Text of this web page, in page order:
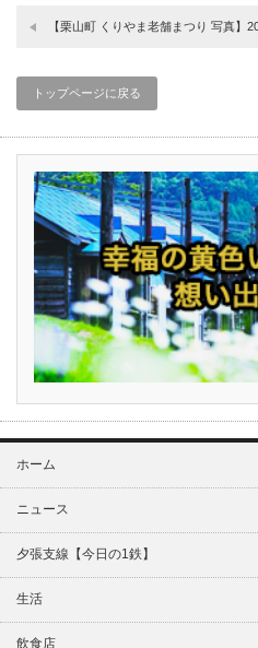
【栗山町 くりやま老舗まつり 写真】
トップページに戻る
ホーム
ニュース
夕張支線【今日の1鉄】
生活
飲食店